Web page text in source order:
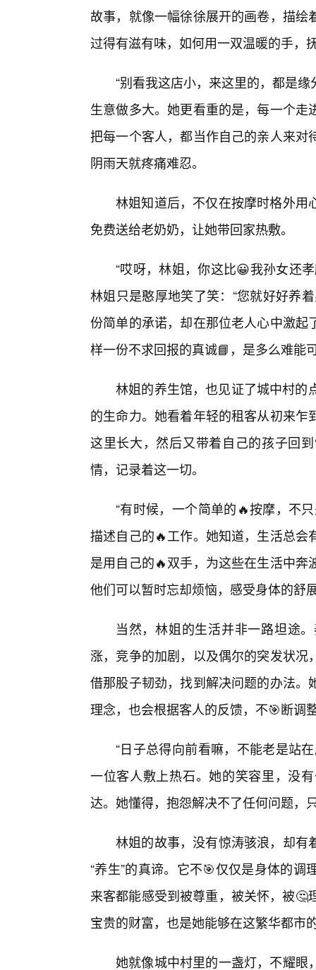
故事，就像一幅徐徐展开的画卷，描
过得有滋有味，如何用一双温暖的手，
“别看我这店小，来这里的，都是
生意做多大。她更看重的是，每一个
把每一个客人，都当作自己的亲人来
阴雨天就疼痛难忍。
林姐知道后，不仅在按摩时格外用
免费送给老奶奶，让她带回家热敷。
“哎呀，林姐，你这比😀我孙女还
林姐只是憨厚地笑了笑：“您就好好养
份简单的承诺，却在那位老人心中激
样一份不求回报的真诚📘，是多么难能
林姐的养生馆，也见证了城中村的
的生命力。她看着年轻的租客从初来
这里长大，然后又带着自己的孩子回
情，记录着这一切。
“有时候，一个简单的🔥按摩，不
描述自己的🔥工作。她知道，生活总
是用自己的🔥双手，为这些在生活中
他们可以暂时忘却烦恼，感受身体的舒
当然，林姐的生活并非一路坦途
涨，竞争的加剧，以及偶尔的突发状
借那股子韧劲，找到解决问题的办法
理念，也会根据客人的反馈，不🎯断调
“日子总得向前看嘛，不能老是站
一位客人敷上热石。她的笑容里，没
达。她懂得，抱怨解决不了任何问题，
林姐的故事，没有惊涛骇浪，却有
“养生”的真谛。它不🎯仅仅是身体的
来客都能感受到被尊重，被关怀，被
宝贵的财富，也是她能够在这繁华都市
她就像城中村里的一盏灯，不耀眼